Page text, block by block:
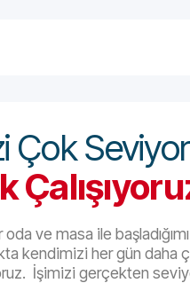
Çok
ve masa ile
kendimizi her gün daha
İşimizi gerçekten